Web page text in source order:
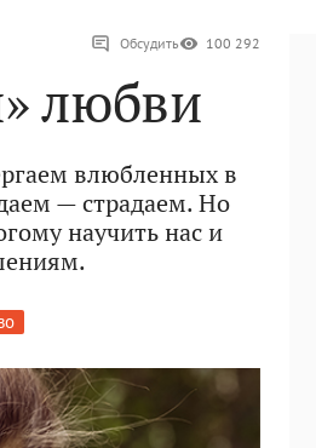
Обсудить 100 292
любви
влюбленных в
— страдаем. Но
научить нас и